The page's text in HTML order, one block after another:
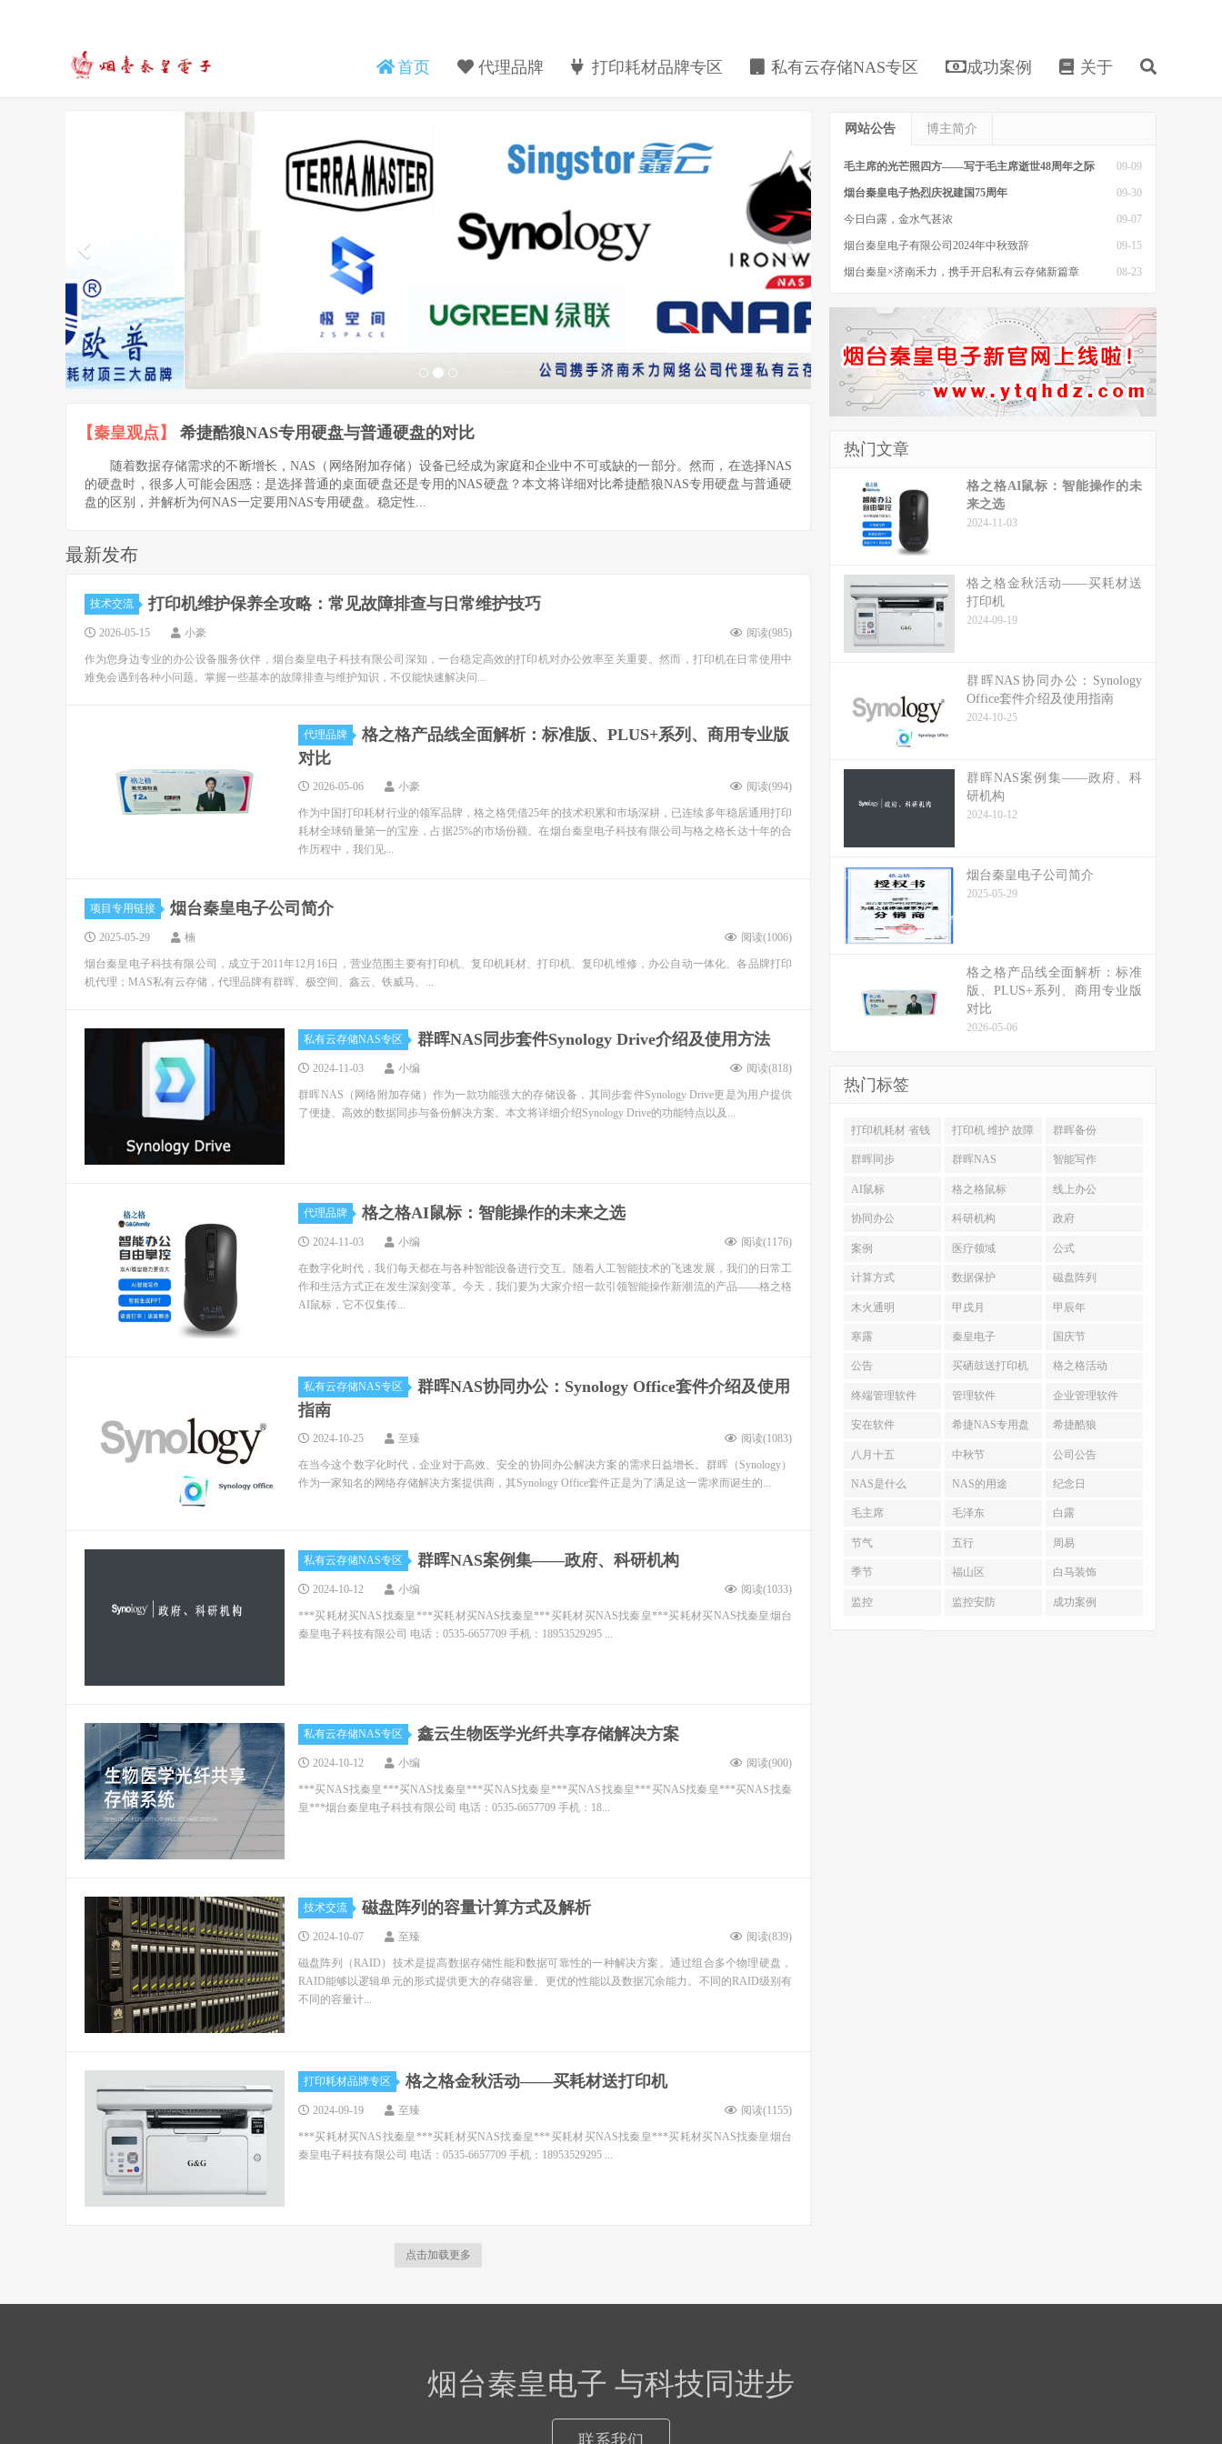
首页 代理品牌 打印耗材品牌专区 私有云存储NAS专区 成功案例 关于
【秦皇观点】 希捷酷狼NAS专用硬盘与普通硬盘的对比
随着数据存储需求的不断增长，NAS（网络附加存储）设备已经成为家庭和企业中不可或缺的一部分。然而，在选择NAS
的硬盘时，很多人可能会困惑：是选择普通的桌面硬盘还是专用的NAS硬盘？本文将详细对比希捷酷狼NAS专用硬盘与普通硬
盘的区别，并解析为何NAS一定要用NAS专用硬盘。稳定性...
最新发布
技术交流 打印机维护保养全攻略：常见故障排查与日常维护技巧
2026-05-15 小豪 阅读(985)
作为您身边专业的办公设备服务伙伴，烟台秦皇电子科技有限公司深知，一台稳定高效的打印机对办公效率至关重要。然而，打印机在日常使用中
难免会遇到各种小问题。掌握一些基本的故障排查与维护知识，不仅能快速解决问...
代理品牌
格之格产品线全面解析：标准版、PLUS+系列、商用专业版
对比
2026-05-06 小豪 阅读(994)
作为中国打印耗材行业的领军品牌，格之格凭借25年的技术积累和市场深耕，已连续多年稳居通用打印
耗材全球销量第一的宝座，占据25%的市场份额。在烟台秦皇电子科技有限公司与格之格长达十年的合
作历程中，我们见...
项目专用链接 烟台秦皇电子公司简介
2025-05-29 楠 阅读(1006)
烟台秦皇电子科技有限公司，成立于2011年12月16日，营业范围主要有打印机、复印机耗材、打印机、复印机维修，办公自动一体化、各品牌打印
机代理；MAS私有云存储，代理品牌有群晖、极空间、鑫云、铁威马、...
私有云存储NAS专区 群晖NAS同步套件Synology Drive介绍及使用方法
2024-11-03 小编 阅读(818)
群晖NAS（网络附加存储）作为一款功能强大的存储设备，其同步套件Synology Drive更是为用户提供
了便捷、高效的数据同步与备份解决方案。本文将详细介绍Synology Drive的功能特点以及...
代理品牌 格之格AI鼠标：智能操作的未来之选
2024-11-03 小编 阅读(1176)
在数字化时代，我们每天都在与各种智能设备进行交互。随着人工智能技术的飞速发展，我们的日常工
作和生活方式正在发生深刻变革。今天，我们要为大家介绍一款引领智能操作新潮流的产品——格之格
AI鼠标，它不仅集传...
私有云存储NAS专区
群晖NAS协同办公：Synology Office套件介绍及使用
指南
2024-10-25 至臻 阅读(1083)
在当今这个数字化时代，企业对于高效、安全的协同办公解决方案的需求日益增长。群晖（Synology）
作为一家知名的网络存储解决方案提供商，其Synology Office套件正是为了满足这一需求而诞生的...
私有云存储NAS专区 群晖NAS案例集——政府、科研机构
2024-10-12 小编 阅读(1033)
***买耗材买NAS找秦皇***买耗材买NAS找秦皇***买耗材买NAS找秦皇***买耗材买NAS找秦皇烟台
秦皇电子科技有限公司 电话：0535-6657709 手机：18953529295 ...
私有云存储NAS专区 鑫云生物医学光纤共享存储解决方案
2024-10-12 小编 阅读(900)
***买NAS找秦皇***买NAS找秦皇***买NAS找秦皇***买NAS找秦皇***买NAS找秦皇***买NAS找秦
皇***烟台秦皇电子科技有限公司 电话：0535-6657709 手机：18...
技术交流 磁盘阵列的容量计算方式及解析
2024-10-07 至臻 阅读(839)
磁盘阵列（RAID）技术是提高数据存储性能和数据可靠性的一种解决方案。通过组合多个物理硬盘，
RAID能够以逻辑单元的形式提供更大的存储容量、更优的性能以及数据冗余能力。不同的RAID级别有
不同的容量计...
打印耗材品牌专区 格之格金秋活动——买耗材送打印机
2024-09-19 至臻 阅读(1155)
***买耗材买NAS找秦皇***买耗材买NAS找秦皇***买耗材买NAS找秦皇***买耗材买NAS找秦皇烟台
秦皇电子科技有限公司 电话：0535-6657709 手机：18953529295 ...
点击加载更多
网站公告 博主简介
09-09
毛主席的光芒照四方——写于毛主席逝世48周年之际
09-30
烟台秦皇电子热烈庆祝建国75周年
09-07
今日白露，金水气甚浓
09-15
烟台秦皇电子有限公司2024年中秋致辞
08-23
烟台秦皇×济南禾力，携手开启私有云存储新篇章
热门文章
格之格AI鼠标：智能操作的未
来之选
2024-11-03
格之格金秋活动——买耗材送
打印机
2024-09-19
群晖NAS协同办公：Synology
Office套件介绍及使用指南
2024-10-25
群晖NAS案例集——政府、科
研机构
2024-10-12
烟台秦皇电子公司简介
2025-05-29
格之格产品线全面解析：标准
版、PLUS+系列、商用专业版
对比
2026-05-06
热门标签
打印机耗材 省钱 打印机 维护 故障
排查
群晖备份
群晖同步 群晖NAS 智能写作
AI鼠标 格之格鼠标 线上办公
协同办公 科研机构 政府
案例 医疗领域 公式
计算方式 数据保护 磁盘阵列
木火通明 甲戌月 甲辰年
寒露 秦皇电子 国庆节
公告 买硒鼓送打印机 格之格活动
终端管理软件 管理软件 企业管理软件
安在软件 希捷NAS专用盘 希捷酷狼
八月十五 中秋节 公司公告
NAS是什么 NAS的用途 纪念日
毛主席 毛泽东 白露
节气 五行 周易
季节 福山区 白马装饰
监控 监控安防 成功案例
烟台秦皇电子 与科技同进步